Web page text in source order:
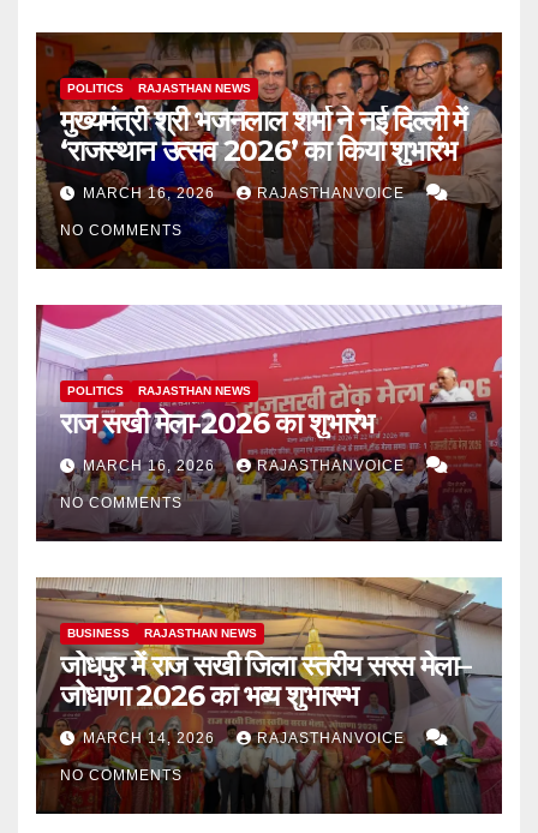
POLITICS RAJASTHAN NEWS
मुख्यमंत्री श्री भजनलाल शर्मा ने नई दिल्ली में
‘राजस्थान उत्सव 2026’ का किया शुभारंभ
MARCH 16, 2026 RAJASTHANVOICE
NO COMMENTS
POLITICS RAJASTHAN NEWS
राज सखी मेला-2026 का शुभारंभ
MARCH 16, 2026 RAJASTHANVOICE
NO COMMENTS
BUSINESS RAJASTHAN NEWS
जोधपुर में राज सखी जिला स्तरीय सरस मेला–
जोधाणा 2026 का भव्य शुभारम्भ
MARCH 14, 2026 RAJASTHANVOICE
NO COMMENTS